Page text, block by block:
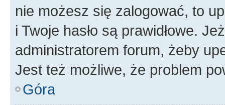
nie możesz się zalogować, to
i Twoje hasło są prawidłowe.
administratorem forum, żeby
Jest też możliwe, że problem
Góra